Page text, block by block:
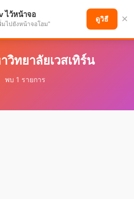
นาคตที่ก้าวหน้า
วิทยาลัยเวสเทิร์น
พบ 1 รายการ
ไว้หน้าจอ
มไปยังหน้าจอโฮม"
ดูวิธี ×